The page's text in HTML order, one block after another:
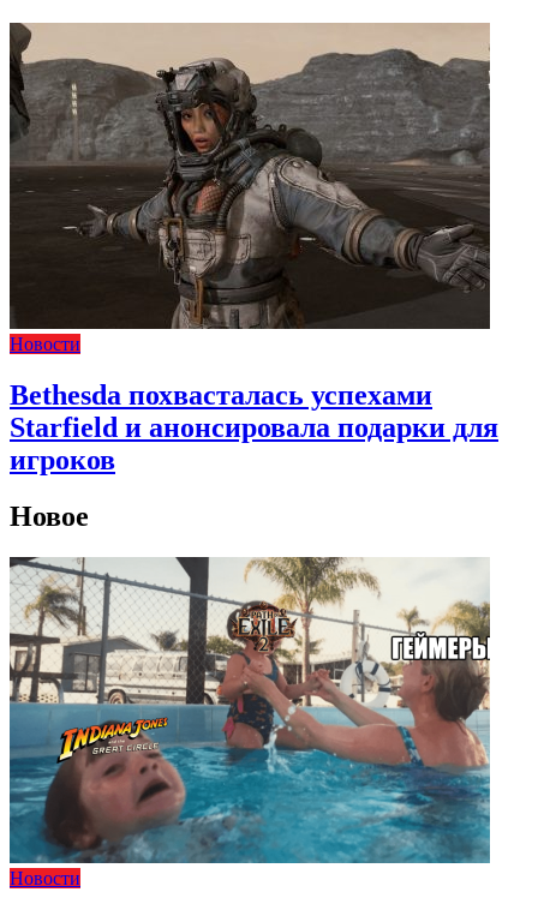
Новости
Bethesda похвасталась успехами
Starfield и анонсировала подарки для
игроков
Новое
Новости